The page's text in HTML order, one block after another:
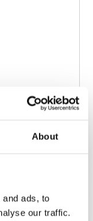
About
ads, to
our traffic.